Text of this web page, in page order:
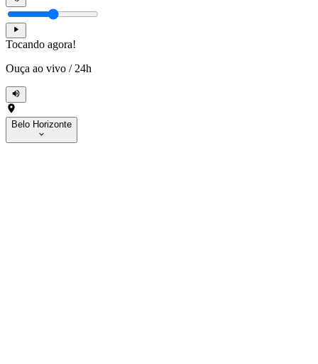
Tocando agora!
Ouça ao vivo /24h
Belo Horizonte